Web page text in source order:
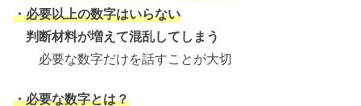
・必要以上の数字はいらない
判断材料が増えて混乱してしまう
必要な数字だけを話すことが大切
・必要な数字とは？